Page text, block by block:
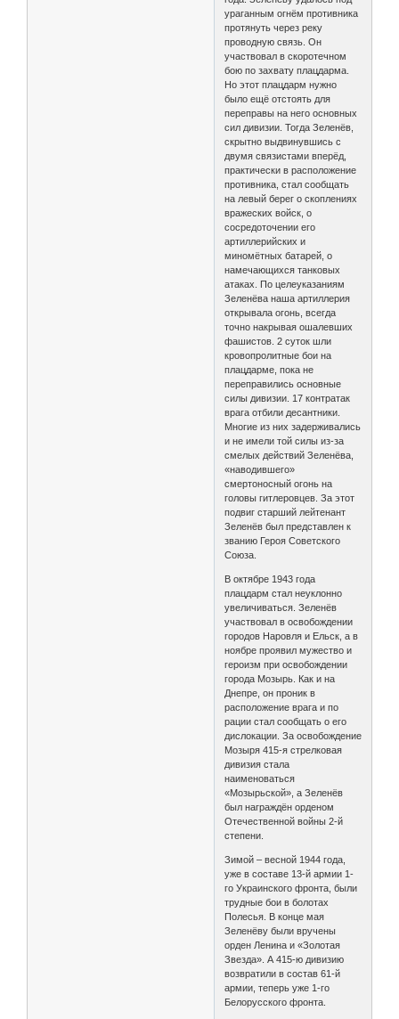
ураганным огнём противника
протянуть через реку
проводную связь. Он
участвовал в скоротечном
бою по захвату плацдарма.
Но этот плацдарм нужно
было ещё отстоять для
переправы на него основных
сил дивизии. Тогда Зеленёв,
скрытно выдвинувшись с
двумя связистами вперёд,
практически в расположение
противника, стал сообщать
на левый берег о скоплениях
вражеских войск, о
сосредоточении его
артиллерийских и
миномётных батарей, о
намечающихся танковых
атаках. По целеуказаниям
Зеленёва наша артиллерия
открывала огонь, всегда
точно накрывая ошалевших
фашистов. 2 суток шли
кровопролитные бои на
плацдарме, пока не
переправились основные
силы дивизии. 17 контратак
врага отбили десантники.
Многие из них задерживались
и не имели той силы из-за
смелых действий Зеленёва,
«наводившего»
смертоносный огонь на
головы гитлеровцев. За этот
подвиг старший лейтенант
Зеленёв был представлен к
званию Героя Советского
Союза.
В октябре 1943 года
плацдарм стал неуклонно
увеличиваться. Зеленёв
участвовал в освобождении
городов Наровля и Ельск, а в
ноябре проявил мужество и
героизм при освобождении
города Мозырь. Как и на
Днепре, он проник в
расположение врага и по
рации стал сообщать о его
дислокации. За освобождение
Мозыря 415-я стрелковая
дивизия стала
наименоваться
«Мозырьской», а Зеленёв
был награждён орденом
Отечественной войны 2-й
степени.
Зимой – весной 1944 года,
уже в составе 13-й армии 1-
го Украинского фронта, были
трудные бои в болотах
Полесья. В конце мая
Зеленёву были вручены
орден Ленина и «Золотая
Звезда». А 415-ю дивизию
возвратили в состав 61-й
армии, теперь уже 1-го
Белорусского фронта.